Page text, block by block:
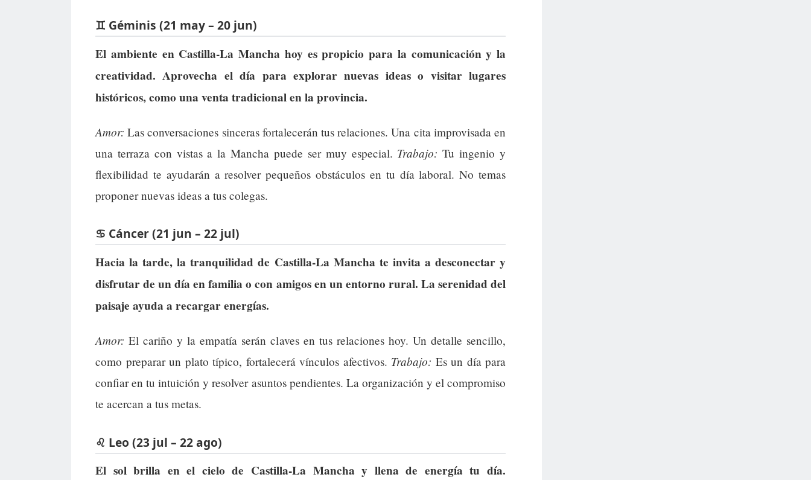
♊ Géminis (21 may – 20 jun)
El ambiente en Castilla-La Mancha hoy es propicio para la comunicación y la
creatividad. Aprovecha el día para explorar nuevas ideas o visitar lugares
históricos, como una venta tradicional en la provincia.
Amor: Las conversaciones sinceras fortalecerán tus relaciones. Una cita improvisada en
una terraza con vistas a la Mancha puede ser muy especial. Trabajo: Tu ingenio y
flexibilidad te ayudarán a resolver pequeños obstáculos en tu día laboral. No temas
proponer nuevas ideas a tus colegas.
♋ Cáncer (21 jun – 22 jul)
Hacia la tarde, la tranquilidad de Castilla-La Mancha te invita a desconectar y
disfrutar de un día en familia o con amigos en un entorno rural. La serenidad del
paisaje ayuda a recargar energías.
Amor: El cariño y la empatía serán claves en tus relaciones hoy. Un detalle sencillo,
como preparar un plato típico, fortalecerá vínculos afectivos. Trabajo: Es un día para
confiar en tu intuición y resolver asuntos pendientes. La organización y el compromiso
te acercan a tus metas.
♌ Leo (23 jul – 22 ago)
El sol brilla en el cielo de Castilla-La Mancha y llena de energía tu día.